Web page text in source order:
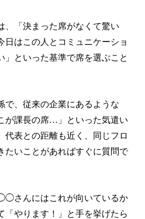
、「決まった席がなくて驚い
日はこの人とコミュニケーショ
」といった基準で席を選ぶこと
で、従来の企業にあるような
が課長の席…」といった気遣い
代表との距離も近く、同じフロ
たいことがあればすぐに質問で
さんにはこれが向いているか
「やります！」と手を挙げたら